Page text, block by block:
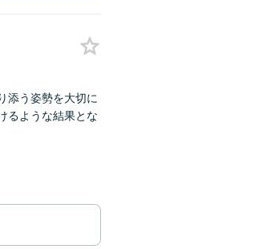
添う姿勢を大切に
るような結果とな